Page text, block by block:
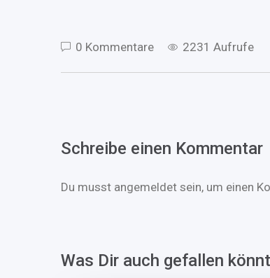
0 Kommentare
2231 Aufrufe
Schreibe einen Kommentar
Du musst angemeldet sein, um einen
Was Dir auch gefallen